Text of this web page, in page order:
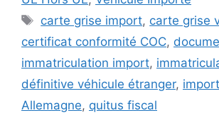
Étiquettes
carte grise import, carte grise
certificat conformité COC,
immatriculation import,
définitive véhicule étranger,
Allemagne, quitus fiscal